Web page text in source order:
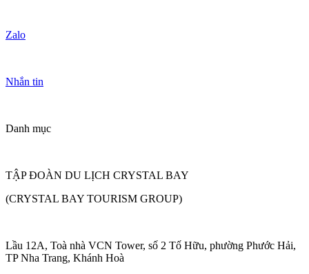
Zalo
Nhắn tin
Danh mục
TẬP ĐOÀN DU LỊCH CRYSTAL BAY
(CRYSTAL BAY TOURISM GROUP)
Lầu 12A, Toà nhà VCN Tower, số 2 Tố Hữu, phường Phước Hải,
TP Nha Trang, Khánh Hoà